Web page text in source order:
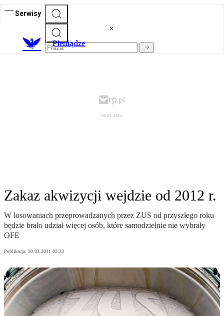
Serwisy
Pieniądze
Zakaz akwizycji wejdzie od 2012 r.
W losowaniach przeprowadzanych przez ZUS od przyszłego roku
będzie brało udział więcej osób, które samodzielnie nie wybrały
OFE
Publikacja: 30.03.2011 03:23